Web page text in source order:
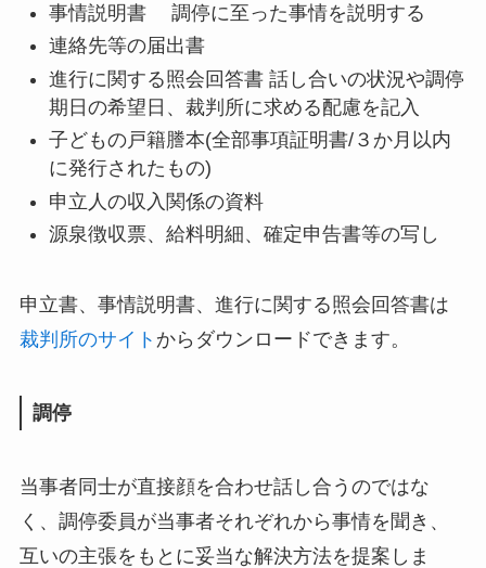
事情説明書 調停に至った事情を説明する
連絡先等の届出書
進行に関する照会回答書 話し合いの状況や調停
期日の希望日、裁判所に求める配慮を記入
子どもの戸籍謄本(全部事項証明書/３か月以内
に発行されたもの)
申立人の収入関係の資料
源泉徴収票、給料明細、確定申告書等の写し
申立書、事情説明書、進行に関する照会回答書は
裁判所のサイト からダウンロードできます。
調停
当事者同士が直接顔を合わせ話し合うのではな
く、調停委員が当事者それぞれから事情を聞き、
互いの主張をもとに妥当な解決方法を提案しま